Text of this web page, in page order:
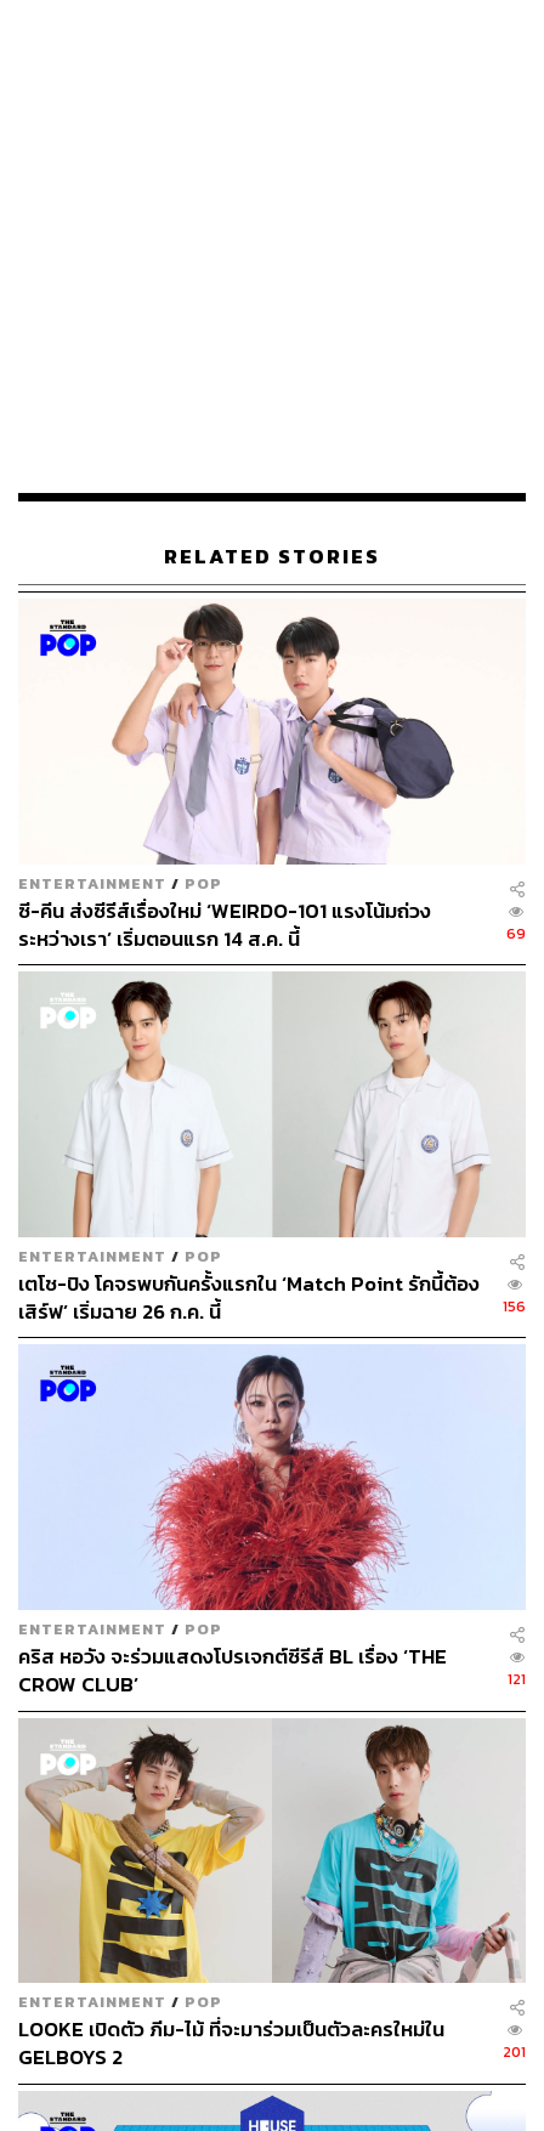
ภาพ:innjkrsn / Instagram
อิน-จักราสินธุ์ อัศวธนะชัย
องศา-ธีธัช คุ้มเมือง
one31
ซีรีส์วาย Boys’ Love
ABOUT THE AUTHOR
Content Creator (Thai Culture) - THE
STANDARD POP
RELATED STORIES
ENTERTAINMENT / POP
ซี-คีน ส่งซีรีส์เรื่องใหม่ ‘WEIRDO-101 แรงโน้มถ่วง
ระหว่างเรา’ เริ่มตอนแรก 14 ส.ค. นี้
69
ENTERTAINMENT / POP
เตโช-ปิง โคจรพบกันครั้งแรกใน ‘Match Point รักนี้ต้อง
เสิร์ฟ’ เริ่มฉาย 26 ก.ค. นี้
156
ENTERTAINMENT / POP
คริส หอวัง จะร่วมแสดงโปรเจกต์ซีรีส์ BL เรื่อง ‘THE
CROW CLUB’
121
ENTERTAINMENT / POP
LOOKE เปิดตัว ภีม-ไม้ ที่จะมาร่วมเป็นตัวละครใหม่ใน
GELBOYS 2
201